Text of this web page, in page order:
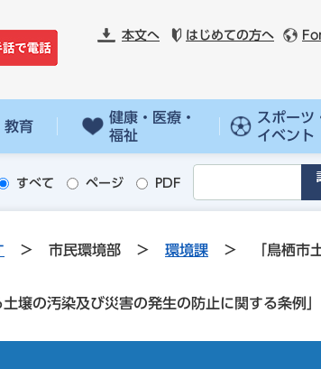
本文へ はじめての方へ
教育
健康・医療・
福祉
スポーツ
イベント
すべて ページ PDF
> 市民環境部 > 環境課 >
「鳥栖市
土壌の汚染及び災害の発生の防止に関する条例